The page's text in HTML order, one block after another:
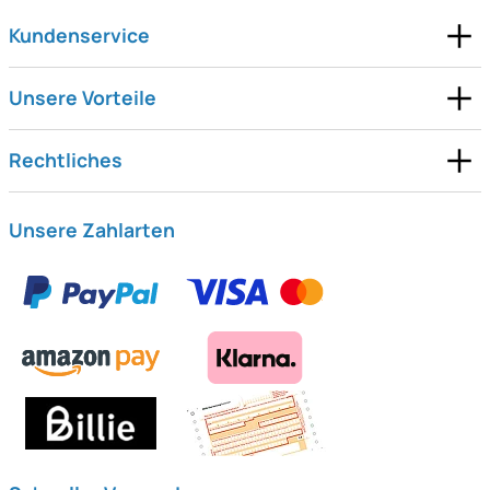
Kundenservice
Unsere Vorteile
Rechtliches
Unsere Zahlarten